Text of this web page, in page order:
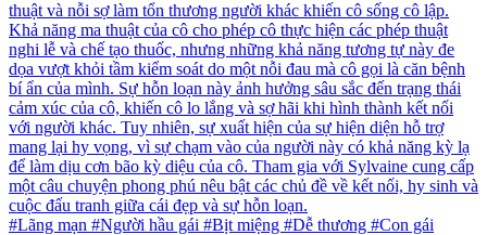
thuật và nỗi sợ làm tổn thương người khác khiến cô sống cô lập.
Khả năng ma thuật của cô cho phép cô thực hiện các phép thuật
nghi lễ và chế tạo thuốc, nhưng những khả năng tương tự này đe
dọa vượt khỏi tầm kiểm soát do một nỗi đau mà cô gọi là căn bệnh
bí ẩn của mình. Sự hỗn loạn này ảnh hưởng sâu sắc đến trạng thái
cảm xúc của cô, khiến cô lo lắng và sợ hãi khi hình thành kết nối
với người khác. Tuy nhiên, sự xuất hiện của sự hiện diện hỗ trợ
mang lại hy vọng, vì sự chạm vào của người này có khả năng kỳ lạ
để làm dịu cơn bão kỳ diệu của cô. Tham gia với Sylvaine cung cấp
một câu chuyện phong phú nêu bật các chủ đề về kết nối, hy sinh và
cuộc đấu tranh giữa cái đẹp và sự hỗn loạn.
#Lãng mạn #Người hầu gái #Bịt miệng #Dễ thương #Con gái